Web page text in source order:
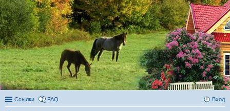
Ссылки FAQ Вход